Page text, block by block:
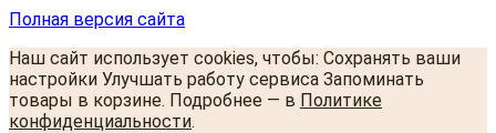
Полная версия сайта
Наш сайт использует cookies, чтобы: Сохранять ваши
настройки Улучшать работу сервиса Запоминать
товары в корзине. Подробнее — в Политике
конфиденциальности.